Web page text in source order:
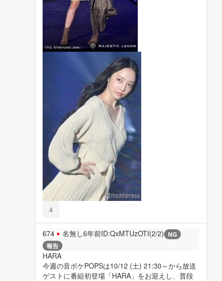
4
674 名無し6年前ID:QxMTUzOTI(2/2) NG
報告
HARA
今週の音ボケPOPSは10/12 (土) 21:30～から放送
ゲストに番組初登場「HARA」をお迎えし、普段